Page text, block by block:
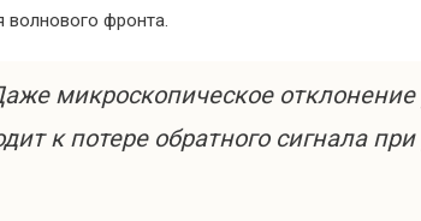
фронта.
микроскопическое отклонение
к потере обратного сигнала